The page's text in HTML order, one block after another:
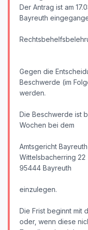
Der Antrag ist am
Bayreuth
Gegen die
Beschwerde (im
werden.
Die Beschwerde ist
Wochen bei dem
Amtsgericht Bayreuth
Wittelsbacherring 22
95444 Bayreuth
einzulegen.
Die Frist beginnt mit
oder, wenn diese